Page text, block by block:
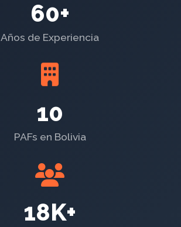
60+
Años de Experiencia
10
PAFs en Bolivia
18K+